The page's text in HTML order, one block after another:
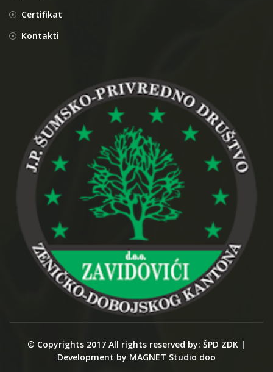
Certifikat
Kontakti
© Copyrights 2017 All rights reserved by: ŠPD ZDK |
Development by MAGNET Studio doo